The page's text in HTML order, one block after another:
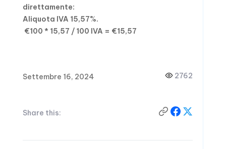
direttamente:
Aliquota IVA 15,57%.
€100 * 15,57 / 100 IVA = €15,57
Settembre 16, 2024 2762
Share this: